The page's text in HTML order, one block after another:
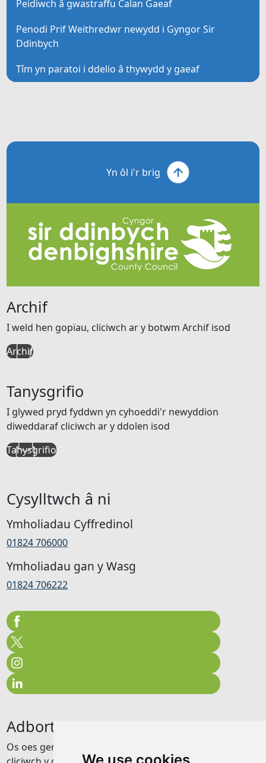
Peidiwch â gwastraffu Calan Gaeaf
Penodi Prif Weithredwr newydd i Gyngor Sir
Ddinbych
Tîm yn paratoi i ddelio â thywydd y gaeaf
Yn ôl i'r brig
Archif
I weld hen gopïau, cliciwch ar y botwm Archif isod
Archif
Tanysgrifio
I glywed pryd fyddwn yn cyhoeddi'r newyddion
diweddaraf cliciwch ar y ddolen isod
Tanysgrifio
Cysylltwch â ni
Ymholiadau Cyffredinol
01824 706000
Ymholiadau gan y Wasg
01824 706222
Adborth
Os oes gennych unrhyw adborth am y wefan hon